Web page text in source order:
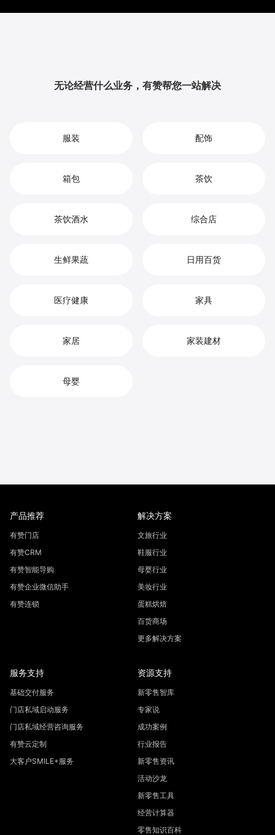
无论经营什么业务，有赞帮您一站解决
服装 配饰
箱包 茶饮
茶饮酒水 综合店
生鲜果蔬 日用百货
医疗健康 家具
家居 家装建材
母婴
产品推荐
有赞门店
有赞CRM
有赞智能导购
有赞企业微信助手
有赞连锁
解决方案
文旅行业
鞋服行业
母婴行业
美妆行业
蛋糕烘焙
百货商场
更多解决方案
服务支持
基础交付服务
门店私域启动服务
门店私域经营咨询服务
有赞云定制
大客户SMILE+服务
资源支持
新零售智库
专家说
成功案例
行业报告
新零售资讯
活动沙龙
新零售工具
经营计算器
零售知识百科